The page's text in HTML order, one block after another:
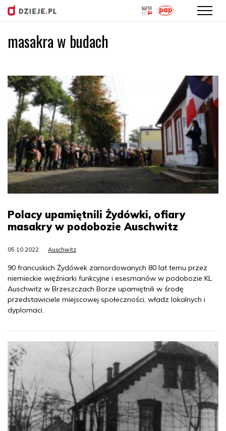
masakra w budach
Polacy upamiętnili Żydówki, ofiary
masakry w podobozie Auschwitz
05.10.2022 Auschwitz
90 francuskich Żydówek zamordowanych 80 lat temu przez
niemieckie więźniarki funkcyjne i esesmanów w podobozie KL
Auschwitz w Brzeszczach Borze upamiętnili w środę
przedstawiciele miejscowej społeczności, władz lokalnych i
dyplomaci.